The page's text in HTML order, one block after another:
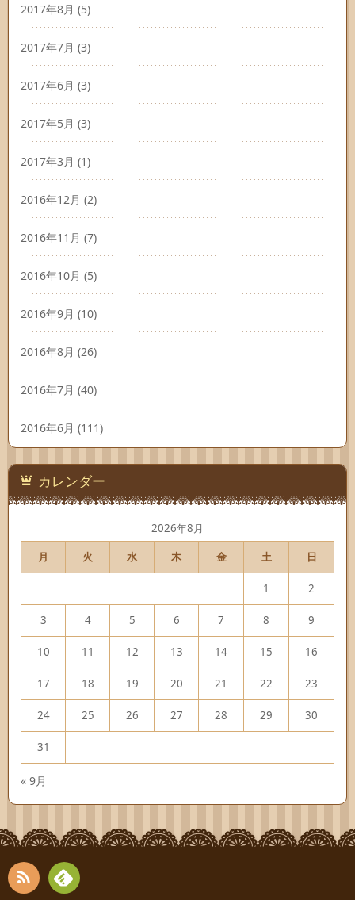
2017年8月 (5)
2017年7月 (3)
2017年6月 (3)
2017年5月 (3)
2017年3月 (1)
2016年12月 (2)
2016年11月 (7)
2016年10月 (5)
2016年9月 (10)
2016年8月 (26)
2016年7月 (40)
2016年6月 (111)
カレンダー
2026年8月
月
火 水 木 金 土 日
1 2
3 4 5 6 7 8 9
10 11 12 13 14 15 16
17 18 19 20 21 22 23
24 25 26 27 28 29 30
31
« 9月